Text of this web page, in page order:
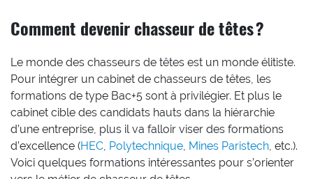
Comment devenir chasseur de têtes ?
Le monde des chasseurs de têtes est un monde élitiste.
Pour intégrer un cabinet de chasseurs de têtes, les
formations de type Bac+5 sont à privilégier. Et plus le
cabinet cible des candidats hauts dans la hiérarchie
d’une entreprise, plus il va falloir viser des formations
d’excellence (HEC, Polytechnique, Mines Paristech, etc.).
Voici quelques formations intéressantes pour s’orienter